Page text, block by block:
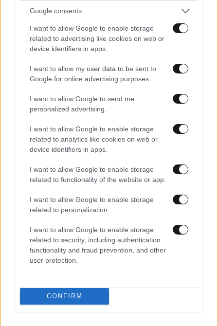
Google consents
I want to allow Google to enable storage
related to advertising like cookies on web or
device identifiers in apps.
I want to allow my user data to be sent to
Google for online advertising purposes.
I want to allow Google to send me
personalized advertising.
I want to allow Google to enable storage
related to analytics like cookies on web or
device identifiers in apps.
I want to allow Google to enable storage
related to functionality of the website or app.
I want to allow Google to enable storage
related to personalization.
I want to allow Google to enable storage
related to security, including authentication
functionality and fraud prevention, and other
user protection.
CONFIRM
Διαβάστε και ακολουθήστε τους κανόνες σχολιασμού
ΠΡΟΣΘΗΚΗ
mn 28·09·2016 13:14
αυτα ειναι εμ εφαγε τοσα εχει και το θρασος να θελει
να βγει να αλωνιζει τι αλλο θα δουμε σε αυτη χωρα
μπαχαλο!
Απαντήστε